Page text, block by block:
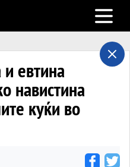
Open
евтина
навистина
куќи во